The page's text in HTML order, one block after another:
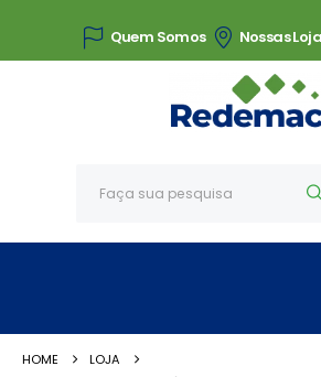
Quem Somos Nossas
HOME
LOJA